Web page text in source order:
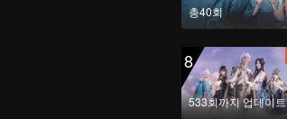
총40회
8
533회까지 업데이트